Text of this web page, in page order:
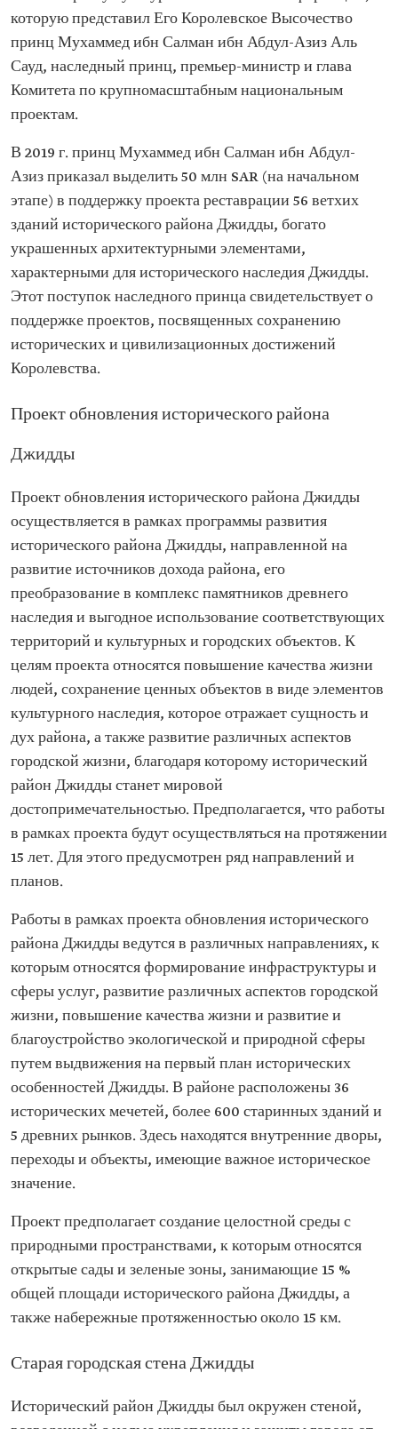
которую представил Его Королевское Высочество
принц Мухаммед ибн Салман ибн Абдул-Азиз Аль
Сауд, наследный принц, премьер-министр и глава
Комитета по крупномасштабным национальным
проектам.
В 2019 г. принц Мухаммед ибн Салман ибн Абдул-
Азиз приказал выделить 50 млн SAR (на начальном
этапе) в поддержку проекта реставрации 56 ветхих
зданий исторического района Джидды, богато
украшенных архитектурными элементами,
характерными для исторического наследия Джидды.
Этот поступок наследного принца свидетельствует о
поддержке проектов, посвященных сохранению
исторических и цивилизационных достижений
Королевства.
Проект обновления исторического района
Джидды
Проект обновления исторического района Джидды
осуществляется в рамках программы развития
исторического района Джидды, направленной на
развитие источников дохода района, его
преобразование в комплекс памятников древнего
наследия и выгодное использование соответствующих
территорий и культурных и городских объектов. К
целям проекта относятся повышение качества жизни
людей, сохранение ценных объектов в виде элементов
культурного наследия, которое отражает сущность и
дух района, а также развитие различных аспектов
городской жизни, благодаря которому исторический
район Джидды станет мировой
достопримечательностью. Предполагается, что работы
в рамках проекта будут осуществляться на протяжении
15 лет. Для этого предусмотрен ряд направлений и
планов.
Работы в рамках проекта обновления исторического
района Джидды ведутся в различных направлениях, к
которым относятся формирование инфраструктуры и
сферы услуг, развитие различных аспектов городской
жизни, повышение качества жизни и развитие и
благоустройство экологической и природной сферы
путем выдвижения на первый план исторических
особенностей Джидды. В районе расположены 36
исторических мечетей, более 600 старинных зданий и
5 древних рынков. Здесь находятся внутренние дворы,
переходы и объекты, имеющие важное историческое
значение.
Проект предполагает создание целостной среды с
природными пространствами, к которым относятся
открытые сады и зеленые зоны, занимающие 15 %
общей площади исторического района Джидды, а
также набережные протяженностью около 15 км.
Старая городская стена Джидды
Исторический район Джидды был окружен стеной,